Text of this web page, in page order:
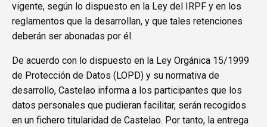
vigente, según lo dispuesto en la Ley del IRPF y en los
reglamentos que la desarrollan, y que tales retenciones
deberán ser abonadas por él.
De acuerdo con lo dispuesto en la Ley Orgánica 15/1999
de Protección de Datos (LOPD) y su normativa de
desarrollo, Castelao informa a los participantes que los
datos personales que pudieran facilitar, serán recogidos
en un fichero titularidad de Castelao. Por tanto, la entrega